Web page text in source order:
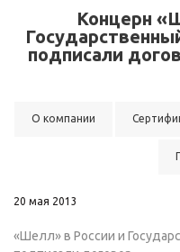
Концерн
подписали
О компании
20 мая 2013
«Шелл» в России и